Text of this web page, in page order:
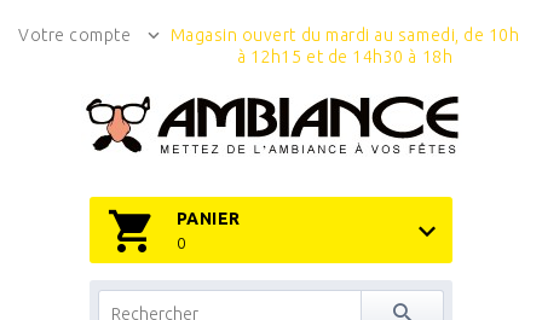
Votre compte
Magasin ouvert du mardi au samedi, de 10h
à 12h15 et de 14h30 à 18h
PANIER
0